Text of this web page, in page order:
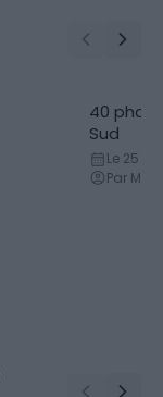
40
Sud
Le 25
Par